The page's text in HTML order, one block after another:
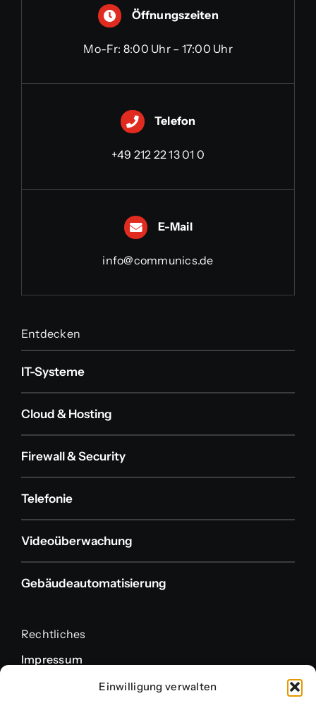
Einwilligung verwalten
Öffnungszeiten
Mo-Fr: 8:00 Uhr – 17:00 Uhr
Telefon
+49 212 22 13 01 0
E-Mail
info@communics.de
Entdecken
IT-Systeme
Cloud & Hosting
Firewall & Security
Telefonie
Videoüberwachung
Gebäudeautomatisierung
Rechtliches
Impressum
Datenschutzerklärung